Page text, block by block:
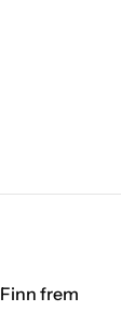
Finn frem